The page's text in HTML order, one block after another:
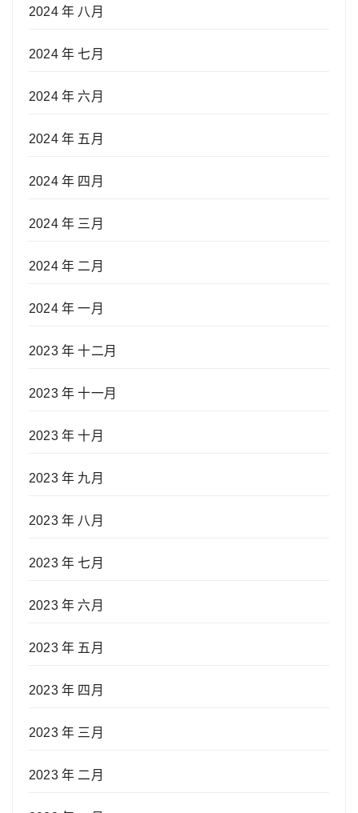
2024 年 八月
2024 年 七月
2024 年 六月
2024 年 五月
2024 年 四月
2024 年 三月
2024 年 二月
2024 年 一月
2023 年 十二月
2023 年 十一月
2023 年 十月
2023 年 九月
2023 年 八月
2023 年 七月
2023 年 六月
2023 年 五月
2023 年 四月
2023 年 三月
2023 年 二月